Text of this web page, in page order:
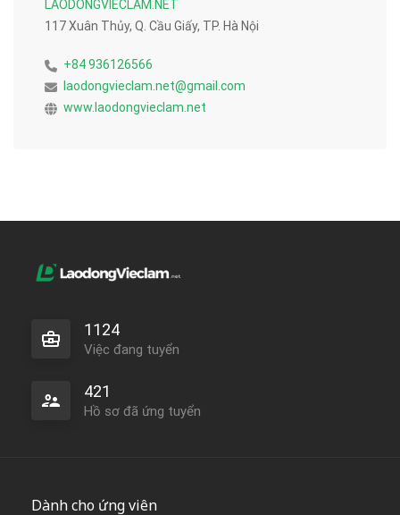
LAODONGVIECLAM.NET
117 Xuân Thủy, Q. Cầu Giấy, TP. Hà Nội
+84 936126566
laodongvieclam.net@gmail.com
www.laodongvieclam.net
1124
Việc đang tuyển
421
Hồ sơ đã ứng tuyển
Dành cho ứng viên